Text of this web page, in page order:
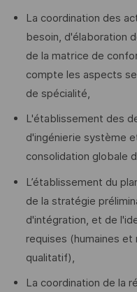
La coordination des
besoin, d'élaboration
de la matrice de
compte les aspects
de spécialité,
L'établissement des
d'ingénierie système
consolidation globale
L’établissement du
de la stratégie
d'intégration, et de
requises (humaines
qualitatif),
La coordination de la